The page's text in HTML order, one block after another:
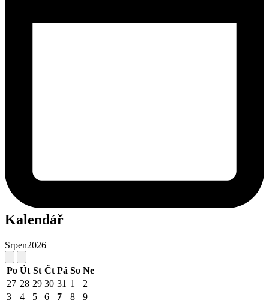
Kalendář
Srpen2026
Po Út St Čt Pá So Ne
27 28 29 30 31 1
2
3
4 5 6 7 8
9